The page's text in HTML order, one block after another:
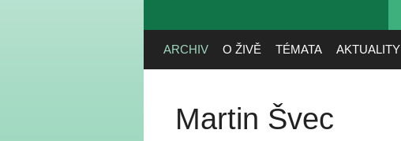
ARCHIV O ŽIVĚ TÉMATA AKTUALITY
Martin Švec